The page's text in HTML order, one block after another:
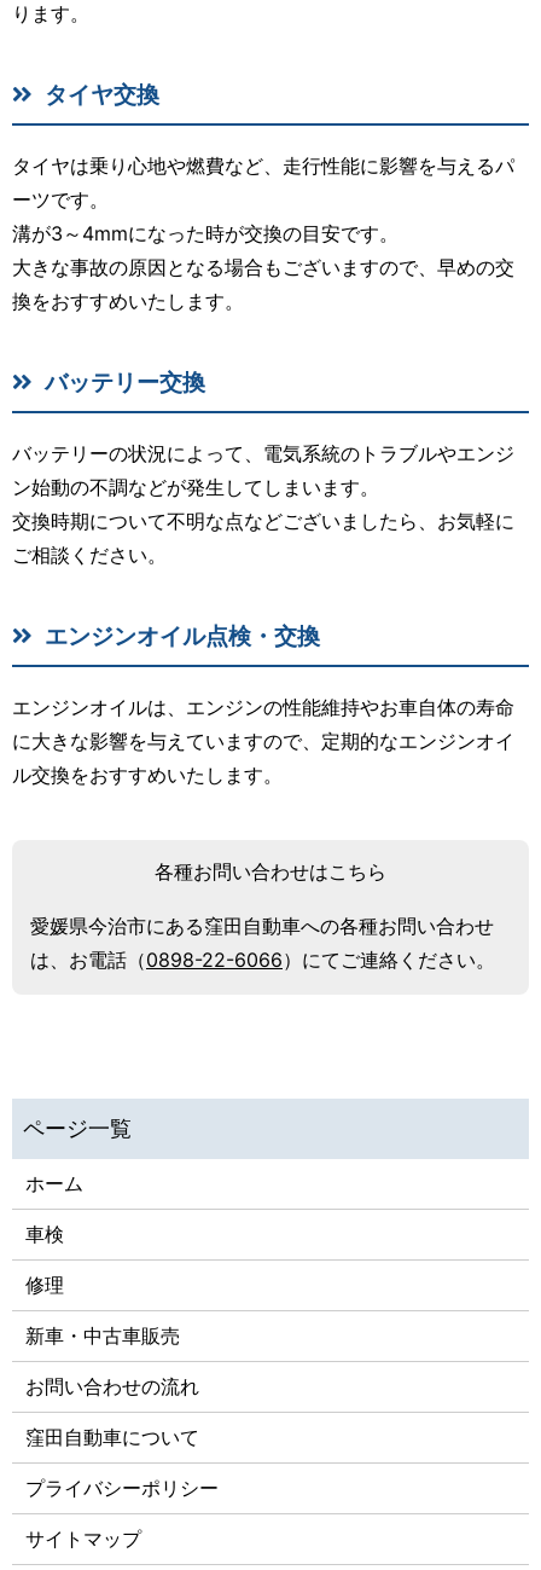
ります。
タイヤ交換
タイヤは乗り心地や燃費など、走行性能に影響を与えるパ
ーツです。
溝が3～4mmになった時が交換の目安です。
大きな事故の原因となる場合もございますので、早めの交
換をおすすめいたします。
バッテリー交換
バッテリーの状況によって、電気系統のトラブルやエンジ
ン始動の不調などが発生してしまいます。
交換時期について不明な点などございましたら、お気軽に
ご相談ください。
エンジンオイル点検・交換
エンジンオイルは、エンジンの性能維持やお車自体の寿命
に大きな影響を与えていますので、定期的なエンジンオイ
ル交換をおすすめいたします。
各種お問い合わせはこちら
愛媛県今治市にある窪田自動車への各種お問い合わせ
は、 お電話（0898-22-6066）にてご連絡ください。
ホーム
車検
修理
新車・中古車販売
お問い合わせの流れ
窪田自動車について
プライバシーポリシー
サイトマップ